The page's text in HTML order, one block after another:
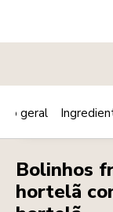
Bolinhos
hortelã
geral